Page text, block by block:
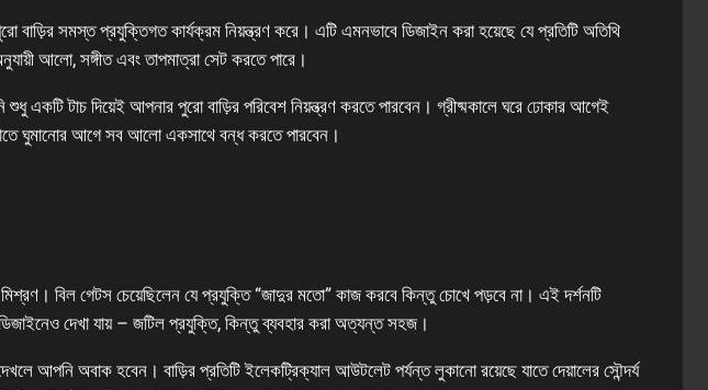
পুরো বাড়ির সমস্ত প্রযুক্তিগত কার্যক্রম নিয়ন্ত্রণ করে। এটি এমনভাবে ডিজাইন করা হয়েছে যে প্রতিটি অতিথি
আলো, সঙ্গীত এবং তাপমাত্রা সেট করতে পারে।
একটি টাচ দিয়েই আপনার পুরো বাড়ির পরিবেশ নিয়ন্ত্রণ করতে পারবেন। গ্রীষ্মকালে ঘরে ঢোকার আগেই
ঘুমানোর আগে সব আলো একসাথে বন্ধ করতে পারবেন।
বিল গেটস চেয়েছিলেন যে প্রযুক্তি “জাদুর মতো” কাজ করবে কিন্তু চোখে পড়বে না। এই দর্শনটি
দেখা যায় – জটিল প্রযুক্তি, কিন্তু ব্যবহার করা অত্যন্ত সহজ।
আপনি অবাক হবেন। বাড়ির প্রতিটি ইলেকট্রিক্যাল আউটলেট পর্যন্ত লুকানো রয়েছে যাতে দেয়ালের সৌন্দর্য